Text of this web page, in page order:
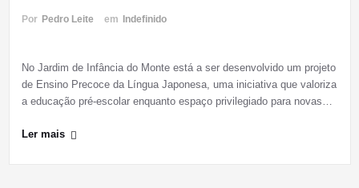
Por Pedro Leite em Indefinido
No Jardim de Infância do Monte está a ser desenvolvido um projeto
de Ensino Precoce da Língua Japonesa, uma iniciativa que valoriza
a educação pré-escolar enquanto espaço privilegiado para novas…
Ler mais